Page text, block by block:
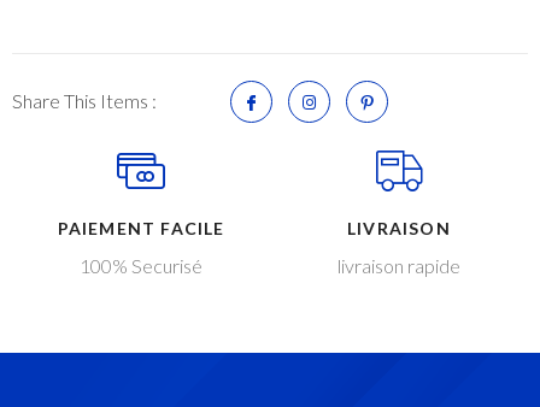
Share This Items :
PAIEMENT FACILE
100% Securisé
LIVRAISON
livraison rapide